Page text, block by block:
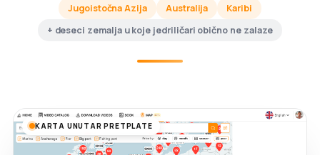
Jugoistočna Azija
Australija
Karibi
+ deseci zemalja u koje jedriličari obično ne zalaze
KARTA UNUTAR PRETPLATE